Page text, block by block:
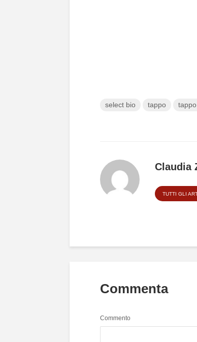
select bio tappo
Claudia
TUTTI GLI
Commenta
Commento